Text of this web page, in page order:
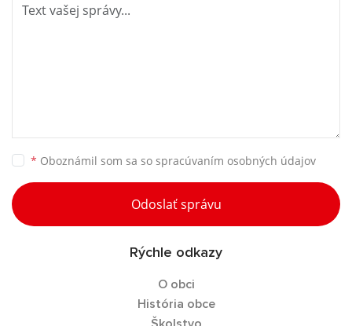
* Oboznámil som sa so spracúvaním osobných údajov
Odoslať správu
Rýchle odkazy
O obci
História obce
Školstvo